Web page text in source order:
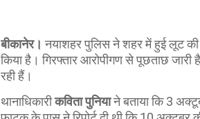
बीकानेर। नयाशहर पुलिस ने शहर में हुई लूट की
किया है। गिरफ्तार आरोपीगण से पूछताछ जारी
रही हैं।
थानाधिकारीकविता पुनियाने बताया कि 3